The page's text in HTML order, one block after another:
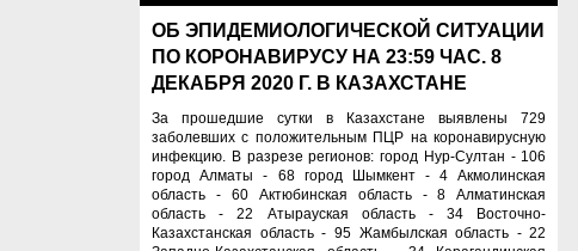
ОБ ЭПИДЕМИОЛОГИЧЕСКОЙ СИТУАЦИИ
ПО КОРОНАВИРУСУ НА 23:59 ЧАС. 8
ДЕКАБРЯ 2020 Г. В КАЗАХСТАНЕ
За прошедшие сутки в Казахстане выявлены 729
заболевших с положительным ПЦР на коронавирусную
инфекцию. В разрезе регионов: город Нур-Султан - 106
город Алматы - 68 город Шымкент - 4 Акмолинская
область - 60 Актюбинская область - 8 Алматинская
область - 22 Атырауская область - 34 Восточно-
Казахстанская область - 95 Жамбылская область - 22